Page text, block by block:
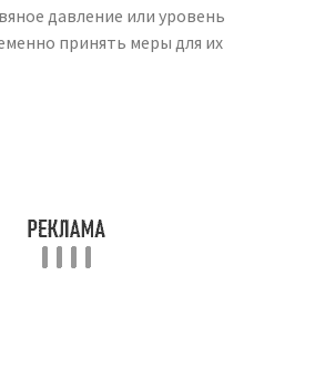
давление или уровень
принять меры для их